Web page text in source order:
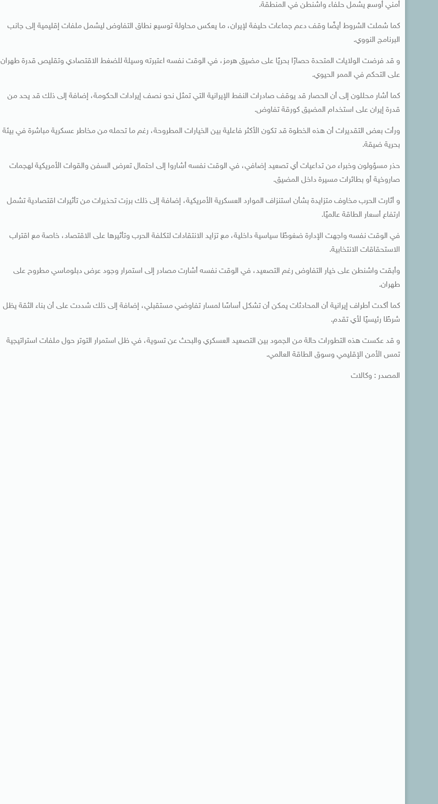
أمني أوسع يشمل حلفاء واشنطن في المنطقة.
كما شملت الشروط أيضًا وقف دعم جماعات حليفة لإيران، ما يعكس محاولة توسيع نطاق التفاوض ليشمل ملفات إقليمية إلى جانب
البرنامج النووي.
و قد فرضت الولايات المتحدة حصارًا بحريًا على مضيق هرمز، في الوقت نفسه اعتبرته وسيلة للضغط الاقتصادي وتقليص قدرة طهران
على التحكم في الممر الحيوي.
كما أشار محللون إلى أن الحصار قد يوقف صادرات النفط الإيرانية التي تمثل نحو نصف إيرادات الحكومة، إضافة إلى ذلك قد يحد من
قدرة إيران على استخدام المضيق كورقة تفاوض.
ورأت بعض التقديرات أن هذه الخطوة قد تكون الأكثر فاعلية بين الخيارات المطروحة، رغم ما تحمله من مخاطر عسكرية مباشرة في بيئة
بحرية ضيقة.
حذر مسؤولون وخبراء من تداعيات أي تصعيد إضافي، في الوقت نفسه أشاروا إلى احتمال تعرض السفن والقوات الأمريكية لهجمات
صاروخية أو بطائرات مسيرة داخل المضيق.
و أثارت الحرب مخاوف متزايدة بشأن استنزاف الموارد العسكرية الأمريكية، إضافة إلى ذلك برزت تحذيرات من تأثيرات اقتصادية تشمل
ارتفاع أسعار الطاقة عالميًا.
في الوقت نفسه واجهت الإدارة ضغوطًا سياسية داخلية، مع تزايد الانتقادات لتكلفة الحرب وتأثيرها على الاقتصاد، خاصة مع اقتراب
الاستحقاقات الانتخابية.
وأبقت واشنطن على خيار التفاوض رغم التصعيد، في الوقت نفسه أشارت مصادر إلى استمرار وجود عرض دبلوماسي مطروح على
طهران.
كما أكدت أطراف إيرانية أن المحادثات يمكن أن تشكل أساسًا لمسار تفاوضي مستقبلي، إضافة إلى ذلك شددت على أن بناء الثقة يظل
شرطًا رئيسيًا لأي تقدم.
و قد عكست هذه التطورات حالة من الجمود بين التصعيد العسكري والبحث عن تسوية، في ظل استمرار التوتر حول ملفات استراتيجية
تمس الأمن الإقليمي وسوق الطاقة العالمي.
المصدر : وكالات